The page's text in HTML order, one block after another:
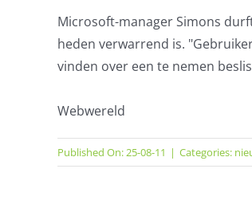
Microsoft-manager Simons
heden verwarrend is.
vinden over een te nemen
Webwereld
Published On: 25-08-11 | Categories: